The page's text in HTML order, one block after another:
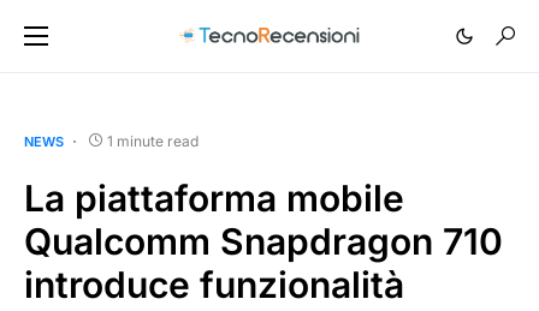
NEWS 1 minute read
La piattaforma mobile
Qualcomm Snapdragon 710
introduce funzionalità